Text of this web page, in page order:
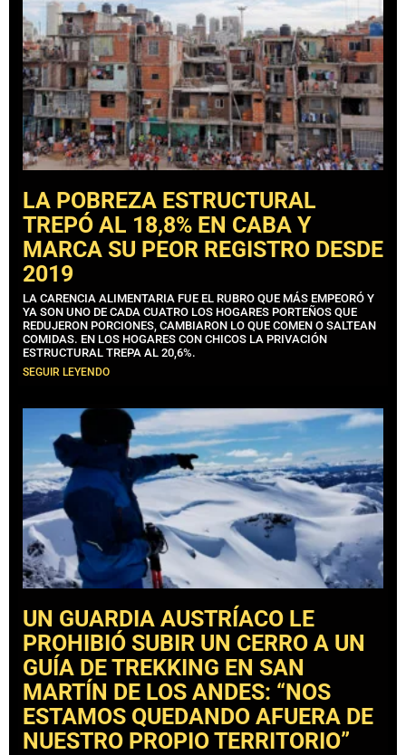
LA POBREZA ESTRUCTURAL
TREPÓ AL 18,8% EN CABA Y
MARCA SU PEOR REGISTRO DESDE
2019
LA CARENCIA ALIMENTARIA FUE EL RUBRO QUE MÁS EMPEORÓ Y
YA SON UNO DE CADA CUATRO LOS HOGARES PORTEÑOS QUE
REDUJERON PORCIONES, CAMBIARON LO QUE COMEN O SALTEAN
COMIDAS. EN LOS HOGARES CON CHICOS LA PRIVACIÓN
ESTRUCTURAL TREPA AL 20,6%.
SEGUIR LEYENDO
UN GUARDIA AUSTRÍACO LE
PROHIBIÓ SUBIR UN CERRO A UN
GUÍA DE TREKKING EN SAN
MARTÍN DE LOS ANDES: “NOS
ESTAMOS QUEDANDO AFUERA DE
NUESTRO PROPIO TERRITORIO”